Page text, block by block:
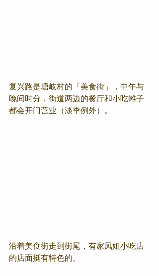
复兴路是塘岐村的「美食街」，中午与
晚间时分，街道两边的餐厅和小吃摊子
都会开门营业（淡季例外）。
沿着美食街走到街尾，有家凤姐小吃店
的店面挺有特色的。